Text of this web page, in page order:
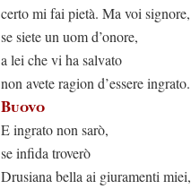
certo mi fai pietà. Ma voi signore,
se siete un uom d’onore,
a lei che vi ha salvato
non avete ragion d’essere ingrato.
Buovo
E ingrato non sarò,
se infida troverò
Drusiana bella ai giuramenti miei,